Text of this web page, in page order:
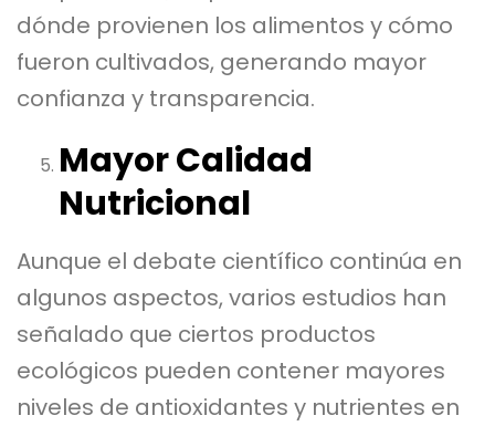
dónde provienen los alimentos y cómo
fueron cultivados, generando mayor
confianza y transparencia.
Mayor Calidad
Nutricional
Aunque el debate científico continúa en
algunos aspectos, varios estudios han
señalado que ciertos productos
ecológicos pueden contener mayores
niveles de antioxidantes y nutrientes en